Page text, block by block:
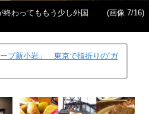
終わってももう少し外国
(画像 7/16)
プ新小岩」 東京で指折りの“ガ